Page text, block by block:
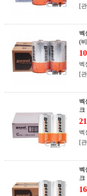
[
벡
(
벡
[
벡
크
벡
[
벡
크